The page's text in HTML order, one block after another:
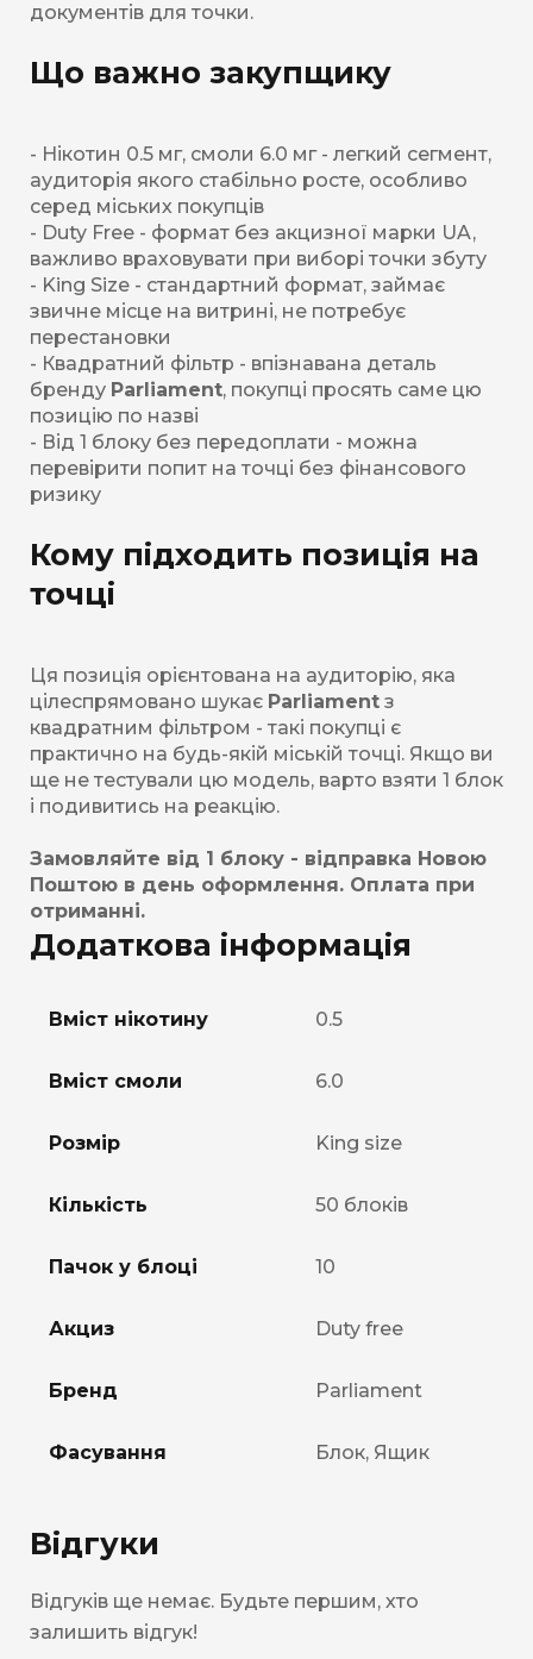
документів для точки.
Що важно закупщику
- Нікотин 0.5 мг, смоли 6.0 мг - легкий сегмент,
аудиторія якого стабільно росте, особливо
серед міських покупців
- Duty Free - формат без акцизної марки UA,
важливо враховувати при виборі точки збуту
- King Size - стандартний формат, займає
звичне місце на витрині, не потребує
перестановки
- Квадратний фільтр - впізнавана деталь
бренду Parliament, покупці просять саме цю
позицію по назві
- Від 1 блоку без передоплати - можна
перевірити попит на точці без фінансового
ризику
Кому підходить позиція на
точці
Ця позиція орієнтована на аудиторію, яка
цілеспрямовано шукає Parliament з
квадратним фільтром - такі покупці є
практично на будь-якій міській точці. Якщо ви
ще не тестували цю модель, варто взяти 1 блок
і подивитись на реакцію.
Замовляйте від 1 блоку - відправка Новою
Поштою в день оформлення. Оплата при
отриманні.
Додаткова інформація
Вміст нікотину 0.5
Вміст смоли 6.0
Розмір King size
Кількість 50 блоків
Пачок у блоці 10
Акциз Duty free
Бренд Parliament
Фасування Блок, Ящик
Відгуки
Відгуків ще немає. Будьте першим, хто
залишить відгук!